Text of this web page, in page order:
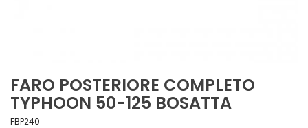
FARO POSTERIORE COMPLETO
TYPHOON 50-125 BOSATTA
FBP240